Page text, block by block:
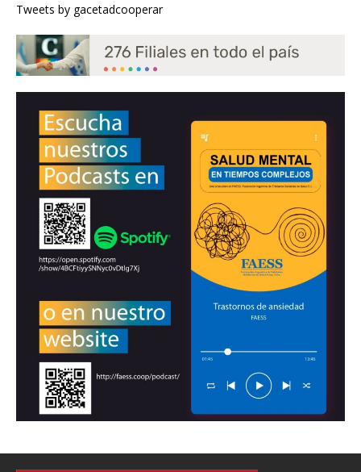
Tweets by gacetadcooperar